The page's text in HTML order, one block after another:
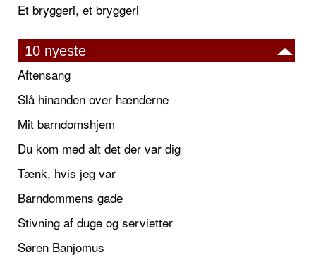
Et bryggeri, et bryggeri
10 nyeste
Aftensang
Slå hinanden over hænderne
Mit barndomshjem
Du kom med alt det der var dig
Tænk, hvis jeg var
Barndommens gade
Stivning af duge og servietter
Søren Banjomus